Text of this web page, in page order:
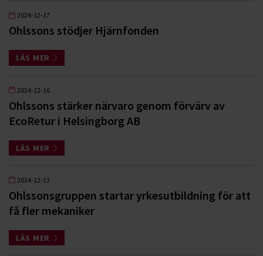
2024-12-17
Ohlssons stödjer Hjärnfonden
LÄS MER
2024-12-16
Ohlssons stärker närvaro genom förvärv av
EcoRetur i Helsingborg AB
LÄS MER
2024-12-13
Ohlssonsgruppen startar yrkesutbildning för att
få fler mekaniker
LÄS MER